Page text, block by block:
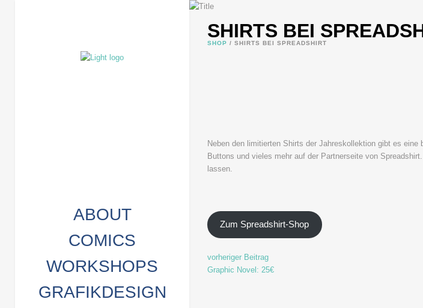
ABOUT
COMICS
WORKSHOPS
GRAFIKDESIGN
SHIRTS BEI
SHOP / SHIRTS BEI SPREADSHIRT
Neben den limitierten Shirts der Jahreskollektion gibt es
Buttons und vieles mehr auf der Partnerseite von
lassen.
Zum Spreadshirt-Shop
vorheriger Beitrag
Graphic Novel: 25€